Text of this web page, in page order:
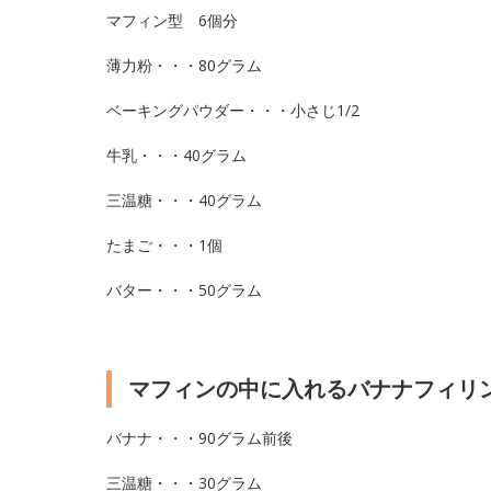
マフィン型 6個分
薄力粉・・・80グラム
ベーキングパウダー・・・小さじ1/2
牛乳・・・40グラム
三温糖・・・40グラム
たまご・・・1個
バター・・・50グラム
マフィンの中に入れるバナナフィリ
バナナ・・・90グラム前後
三温糖・・・30グラム